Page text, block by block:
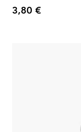
Preis
3,80 €